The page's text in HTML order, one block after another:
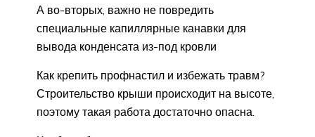
А во-вторых, важно не повредить
специальные капиллярные канавки для
вывода конденсата из-под кровли
Как крепить профнастил и избежать травм?
Строительство крыши происходит на высоте,
поэтому такая работа достаточно опасна.